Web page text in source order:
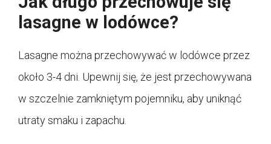
lasagne w lodówce?
Lasagne można przechowywać w lodówce przez
około 3-4 dni. Upewnij się, że jest przechowywana
w szczelnie zamkniętym pojemniku, aby uniknąć
utraty smaku i zapachu.